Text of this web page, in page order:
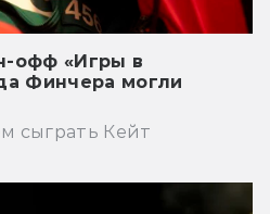
офф «Игры в
Финчера могли
сыграть Кейт